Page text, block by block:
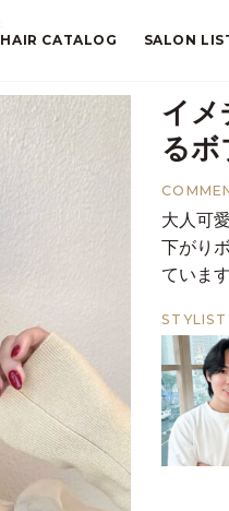
HAIR CATALOG SALON
イメ
るボ
大人可
下がり
ていま
STYLIST